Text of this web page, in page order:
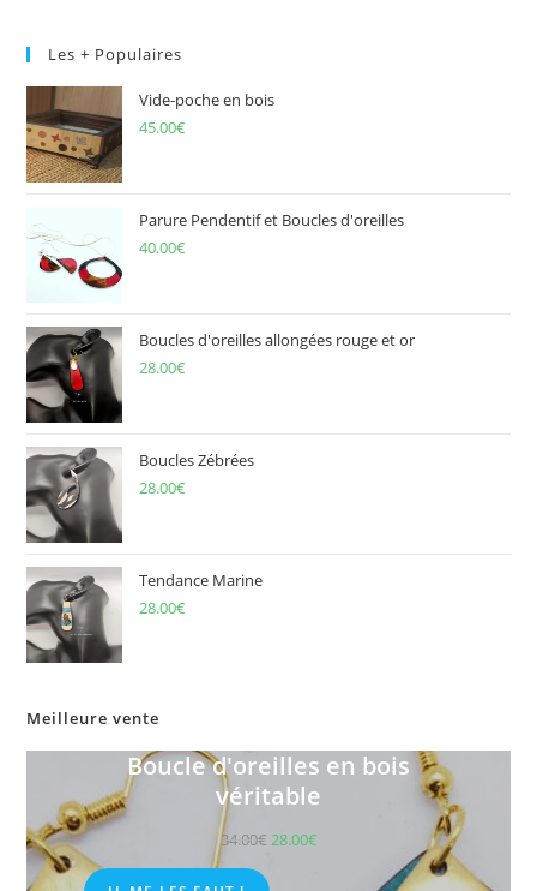
Les + Populaires
Vide-poche en bois
45.00€
Parure Pendentif et Boucles d'oreilles
40.00€
Boucles d'oreilles allongées rouge et or
28.00€
Boucles Zébrées
28.00€
Tendance Marine
28.00€
Meilleure vente
Boucle d'oreilles en bois
véritable
34.00€ 28.00€